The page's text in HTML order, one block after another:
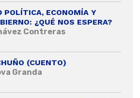
POLÍTICA, ECONOMÍA Y
¿QUÉ NOS ESPERA?
Contreras
(CUENTO)
Granda